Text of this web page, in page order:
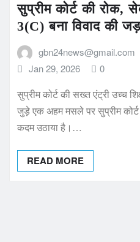
सुप्रीम कोर्ट की रोक,
3(C) बना विवाद की जड़
gbn24news@gmail.com
Jan 29, 2026
0
सुप्रीम कोर्ट की सख्त एंट्री उच्च
जुड़े एक अहम मसले पर सुप्रीम
कदम उठाया है।…
READ MORE